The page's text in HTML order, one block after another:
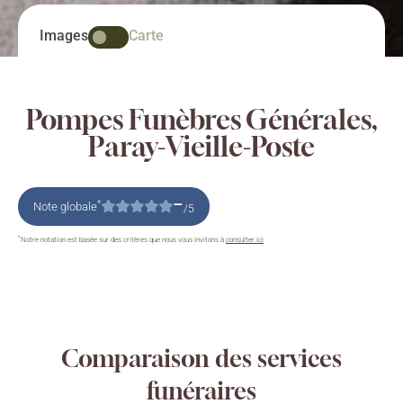
Images Carte
Pompes Funèbres Générales,
Paray-Vieille-Poste
Note globale* –/5
*Notre notation est basée sur des critères que nous vous invitons à consulter ici
Comparaison des services
funéraires